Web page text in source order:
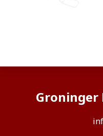
Groninger